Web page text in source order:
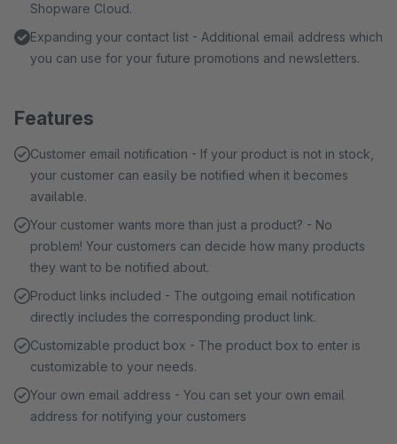
Shopware Cloud.
Expanding your contact list - Additional email address which
you can use for your future promotions and newsletters.
Features
Customer email notification - If your product is not in stock,
your customer can easily be notified when it becomes
available.
Your customer wants more than just a product? - No
problem! Your customers can decide how many products
they want to be notified about.
Product links included - The outgoing email notification
directly includes the corresponding product link.
Customizable product box - The product box to enter is
customizable to your needs.
Your own email address - You can set your own email
address for notifying your customers